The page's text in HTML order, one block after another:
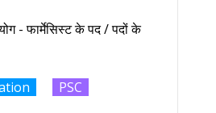
- फार्मेसिस्ट के पद / पदों के
PSC